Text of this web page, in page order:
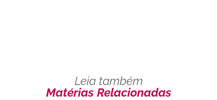
Leia também
Matérias Relacionadas